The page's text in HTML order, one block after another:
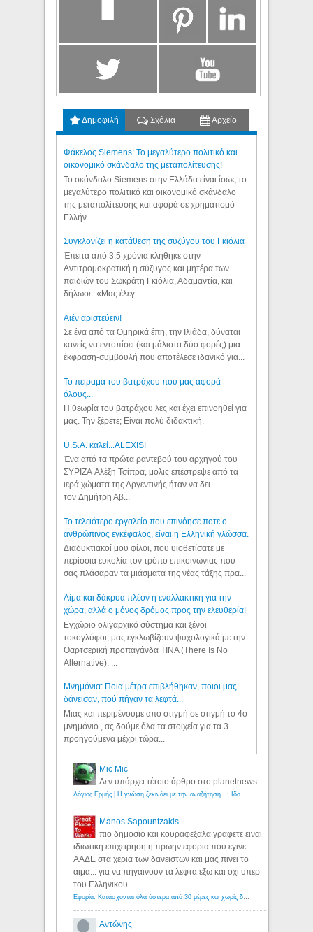
Δημοφιλή Σχόλια Αρχείο
Φάκελος Siemens: Το μεγαλύτερο πολιτικό και
οικονομικό σκάνδαλο της μεταπολίτευσης!
Το σκάνδαλο Siemens στην Ελλάδα είναι ίσως το
μεγαλύτερο πολιτικό και οικονομικό σκάνδαλο
της μεταπολίτευσης και αφορά σε χρηματισμό
Ελλήν...
Συγκλονίζει η κατάθεση της συζύγου του Γκιόλια
Έπειτα από 3,5 χρόνια κλήθηκε στην
Αντιτρομοκρατική η σύζυγος και μητέρα των
παιδιών του Σωκράτη Γκιόλια, Αδαμαντία, και
δήλωσε: «Μας έλεγ...
Aιέν αριστεύειν!
Σε ένα από τα Ομηρικά έπη, την Ιλιάδα, δύναται
κανείς να εντοπίσει (και μάλιστα δύο φορές) μια
έκφραση-συμβουλή που αποτέλεσε ιδανικό για...
Το πείραμα του βατράχου που μας αφορά
όλους...
Η θεωρία του βατράχου λες και έχει επινοηθεί για
μας. Την ξέρετε; Είναι πολύ διδακτική.
U.S.A. καλεί...ALEXIS!
Ένα από τα πρώτα ραντεβού του αρχηγού του
ΣΥΡΙΖΑ Αλέξη Τσίπρα, μόλις επέστρεψε από τα
ιερά χώματα της Αργεντινής ήταν να δει
τον Δημήτρη Αβ...
Το τελειότερο εργαλείο που επινόησε ποτε ο
ανθρώπινος εγκέφαλος, είναι η Ελληνική γλώσσα.
Διαδυκτιακοί μου φίλοι, που υιοθετίσατε με
περίσσια ευκολία τον τρόπο επικοινωνίας που
σας πλάσαραν τα μιάσματα της νέας τάξης πρα...
Αίμα και δάκρυα πλέον η εναλλακτική για την
χώρα, αλλά ο μόνος δρόμος προς την ελευθερία!
Εγχώριο ολιγαρχικό σύστημα και ξένοι
τοκογλύφοι, μας εγκλωβίζουν ψυχολογικά με την
Θαρτσερική προπαγάνδα TINA (There Is No
Alternative). ...
Μνημόνια: Ποια μέτρα επιβλήθηκαν, ποιοι μας
δάνεισαν, πού πήγαν τα λεφτά...
Μιας και περιμένουμε απο στιγμή σε στιγμή το 4ο
μνημόνιο , ας δούμε όλα τα στοιχεία για τα 3
προηγούμενα μέχρι τώρα...
Mic Mic
Δεν υπάρχει τέτοιο άρθρο στο planetnews
Λόγιος Ερμής | Η γνώση ξεκινάει με την αναζήτηση...: Ιδού οι 18 που χρωστούν 11 δις ευρώ!
Manos Sapountzakis
πιο δημοσιο και κουραφεξαλα γραφετε ειναι
ιδιωτικη επιχειρηση η πρωην εφορια που εγινε
ΑΑΔΕ στα χερια των δανειστων και μας πινει το
αιμα... για να πηγαινουν τα λεφτα εξω και οχι υπερ
του Ελληνικου...
Εφορία: Κατάσχονται όλα ύστερα από 30 μέρες και χωρίς δικαστικές αποφάσεις - Λόγιος Ερμής
Αντώνης